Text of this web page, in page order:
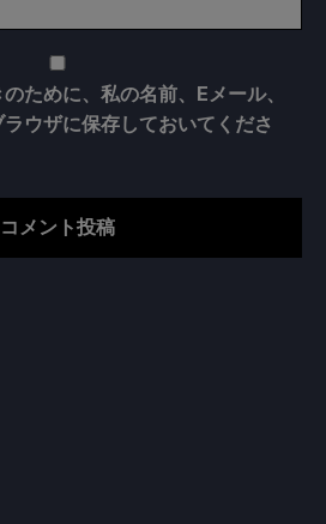
ために、私の名前、Eメール、
ウザに保存しておいてくださ